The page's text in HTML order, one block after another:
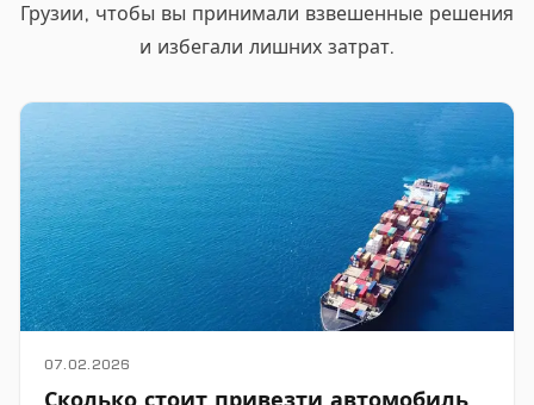
Грузии, чтобы вы принимали взвешенные решения
и избегали лишних затрат.
07.02.2026